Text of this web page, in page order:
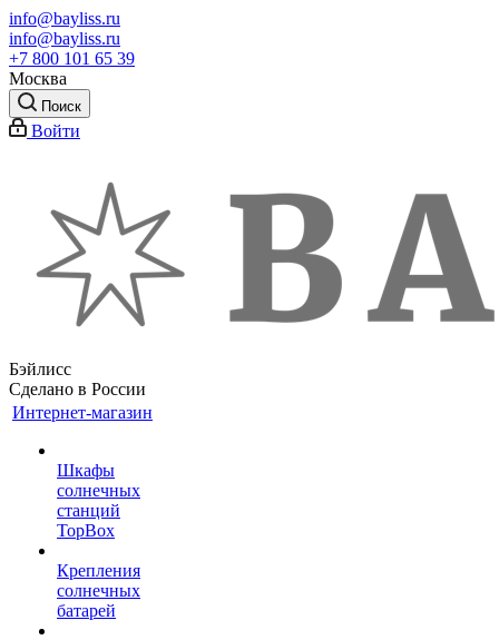
info@bayliss.ru
info@bayliss.ru
+7 800 101 65 39
Москва
Поиск
Войти
Бэйлисс
Сделано в России
Интернет-магазин
Шкафы
солнечных
станций
TopBox
Крепления
солнечных
батарей